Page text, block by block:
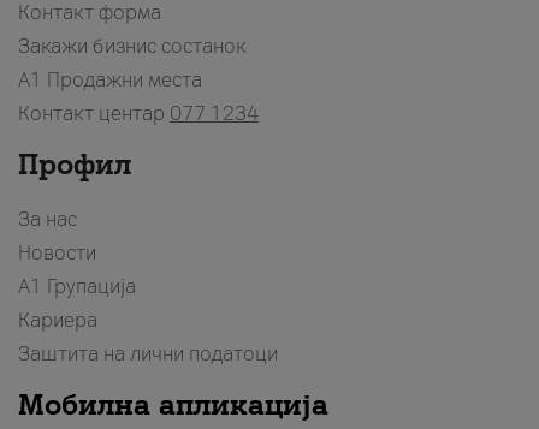
Контакт форма
Закажи бизнис состанок
A1 Продажни места
Контакт центар 077 1234
Профил
За нас
Новости
А1 Групација
Кариера
Заштита на лични податоци
Мобилна апликација